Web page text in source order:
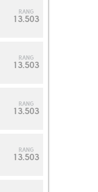
RANG
13.503
RANG
13.503
RANG
13.503
RANG
13.503